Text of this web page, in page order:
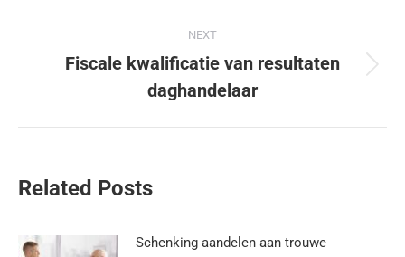
NEXT
Fiscale kwalificatie van resultaten
daghandelaar
Related Posts
Schenking aandelen aan trouwe